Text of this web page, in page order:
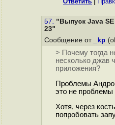
57. "Выпуск Java
23"
Сообщение от _kp
> Почему тогда
несколько джав
приложения?
Проблемы
это не
Хотя, через
попробовать